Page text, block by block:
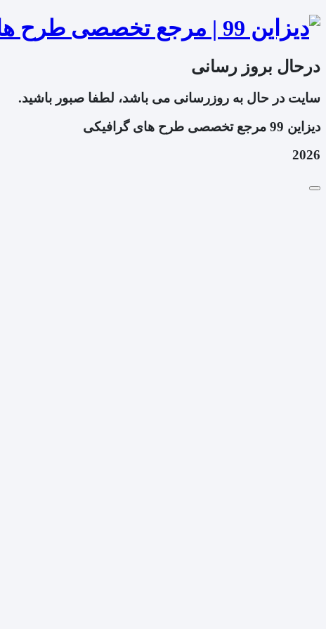
درحال بروز رسانی
سایت در حال به روزرسانی می باشد، لطفا صبور باشید.
دیزاین 99 مرجع تخصصی طرح های گرافیکی
2026